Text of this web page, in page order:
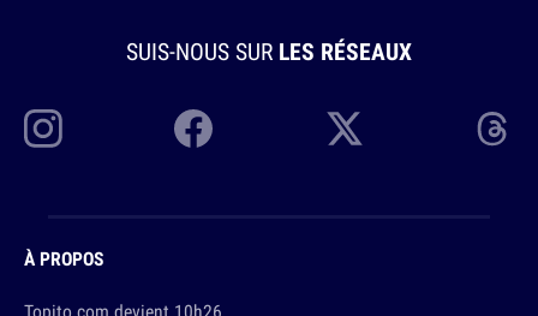
SUIS-NOUS SUR LES RÉSEAUX
À PROPOS